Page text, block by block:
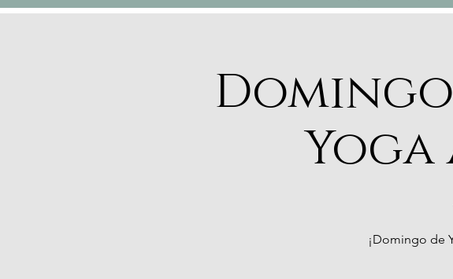
Domingo
¡Domingo de